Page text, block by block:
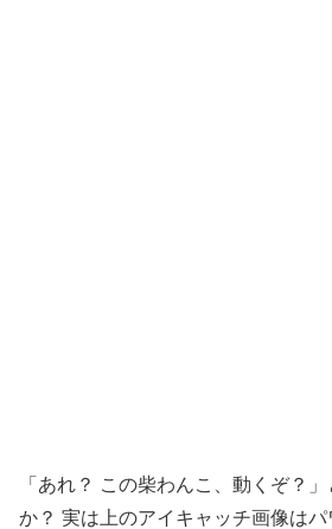
「あれ？ この柴わんこ、動くぞ？
か？ 実は上のアイキャッチ画像は